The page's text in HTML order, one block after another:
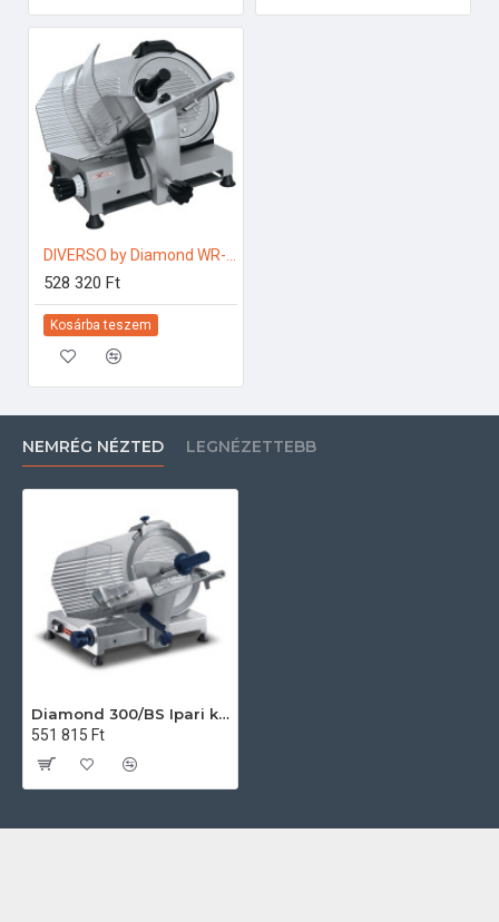
528 320 Ft
Kosárba teszem
NEMRÉG NÉZTED LEGNÉZETTEBB
Diamond 300/BS Ipari konyhai előkészítés
551 815 Ft